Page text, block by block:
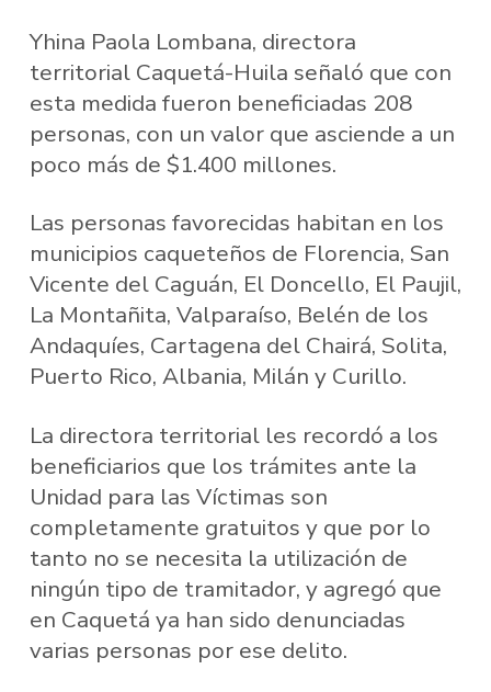
Yhina Paola Lombana, directora
territorial Caquetá-Huila señaló que con
esta medida fueron beneficiadas 208
personas, con un valor que asciende a un
poco más de $1.400 millones.
Las personas favorecidas habitan en los
municipios caqueteños de Florencia, San
Vicente del Caguán, El Doncello, El Paujil,
La Montañita, Valparaíso, Belén de los
Andaquíes, Cartagena del Chairá, Solita,
Puerto Rico, Albania, Milán y Curillo.
La directora territorial les recordó a los
beneficiarios que los trámites ante la
Unidad para las Víctimas son
completamente gratuitos y que por lo
tanto no se necesita la utilización de
ningún tipo de tramitador, y agregó que
en Caquetá ya han sido denunciadas
varias personas por ese delito.